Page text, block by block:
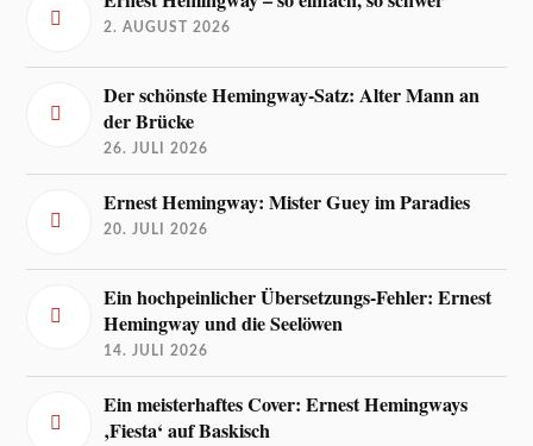
2. AUGUST 2026
Der schönste Hemingway-Satz: Alter Mann an
der Brücke
26. JULI 2026
Ernest Hemingway: Mister Guey im Paradies
20. JULI 2026
Ein hochpeinlicher Übersetzungs-Fehler: Ernest
Hemingway und die Seelöwen
14. JULI 2026
Ein meisterhaftes Cover: Ernest Hemingways
‚Fiesta‘ auf Baskisch